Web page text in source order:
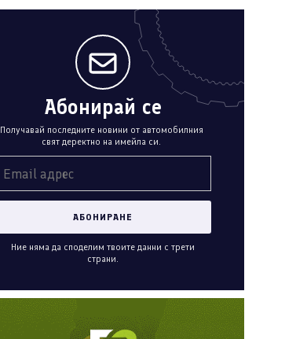
Абонирай се
Получавай последните новини от автомобилния
свят деректно на имейла си.
Ние няма да споделим твоите данни с трети
страни.